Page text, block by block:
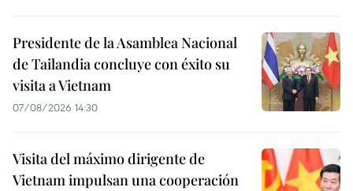
Presidente de la Asamblea Nacional
de Tailandia concluye con éxito su
visita a Vietnam
07/08/2026 14:30
Visita del máximo dirigente de
Vietnam impulsan una cooperación